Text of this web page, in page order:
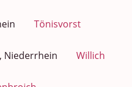
Tönisvorst
Niederrhein Willich